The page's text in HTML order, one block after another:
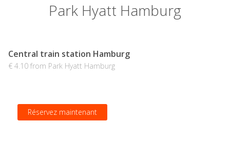
Park Hyatt Hamburg
Central train station Hamburg
€ 4.10 from Park Hyatt Hamburg
Réservez maintenant